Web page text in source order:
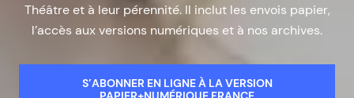
Théâtre et à leur pérennité. Il inclut les envois papier,
l’accès aux versions numériques et à nos archives.
S’ABONNER EN LIGNE À LA VERSION